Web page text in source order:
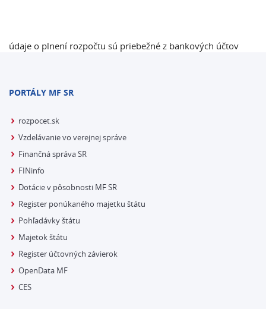
údaje o plnení rozpočtu sú priebežné z bankových účtov
PORTÁLY MF SR
rozpocet.sk
Vzdelávanie vo verejnej správe
Finančná správa SR
FINinfo
Dotácie v pôsobnosti MF SR
Register ponúkaného majetku štátu
Pohľadávky štátu
Majetok štátu
Register účtovných závierok
OpenData MF
CES